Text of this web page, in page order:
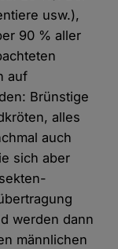
usw.),
90 % aller
auf
Brünstige
alles
auch
sich aber
werden dann
männlichen